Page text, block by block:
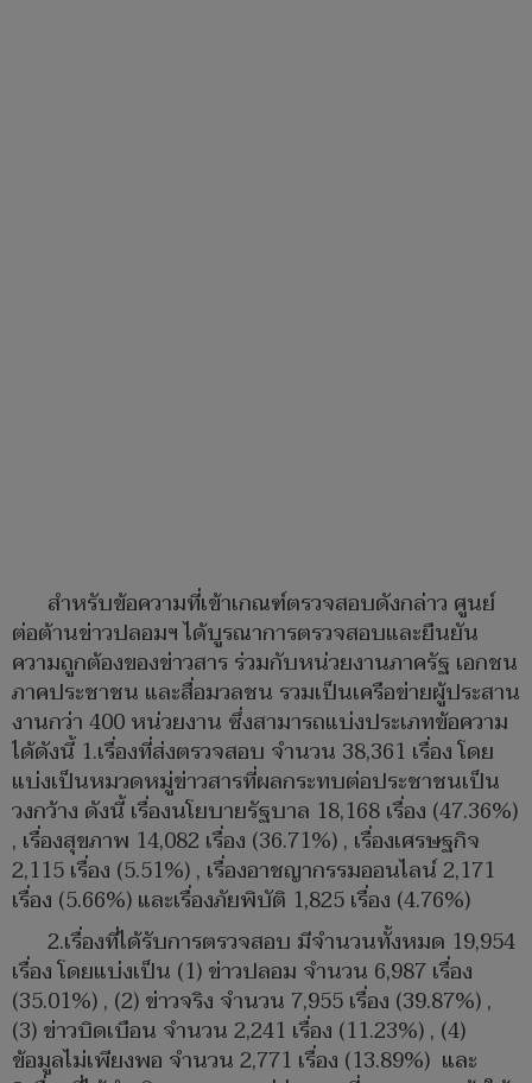
สำหรับข้อความที่เข้าเกณฑ์ตรวจสอบดังกล่าว ศูนย์
ต่อต้านข่าวปลอมฯ ได้บูรณาการตรวจสอบและยืนยัน
ความถูกต้องของข่าวสาร ร่วมกับหน่วยงานภาครัฐ เอกชน
ภาคประชาชน และสื่อมวลชน รวมเป็นเครือข่ายผู้ประสาน
งานกว่า 400 หน่วยงาน ซึ่งสามารถแบ่งประเภทข้อความ
ได้ดังนี้ 1.เรื่องที่ส่งตรวจสอบ จำนวน 38,361 เรื่อง โดย
แบ่งเป็นหมวดหมู่ข่าวสารที่ผลกระทบต่อประชาชนเป็น
วงกว้าง ดังนี้ เรื่องนโยบายรัฐบาล 18,168 เรื่อง (47.36%)
, เรื่องสุขภาพ 14,082 เรื่อง (36.71%) , เรื่องเศรษฐกิจ
2,115 เรื่อง (5.51%) , เรื่องอาชญากรรมออนไลน์ 2,171
เรื่อง (5.66%) และเรื่องภัยพิบัติ 1,825 เรื่อง (4.76%)
2.เรื่องที่ได้รับการตรวจสอบ มีจำนวนทั้งหมด 19,954
เรื่อง โดยแบ่งเป็น (1) ข่าวปลอม จำนวน 6,987 เรื่อง
(35.01%) , (2) ข่าวจริง จำนวน 7,955 เรื่อง (39.87%) ,
(3) ข่าวบิดเบือน จำนวน 2,241 เรื่อง (11.23%) , (4)
ข้อมูลไม่เพียงพอ จำนวน 2,771 เรื่อง (13.89%) และ